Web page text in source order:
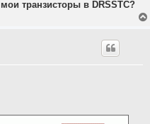
транзисторы в DRSSTC?